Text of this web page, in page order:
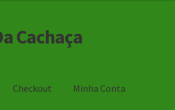
Cachaça
Checkout Minha Conta